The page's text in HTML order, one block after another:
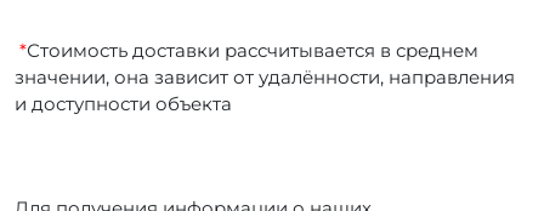
*Стоимость доставки рассчитывается в среднем
значении, она зависит от удалённости, направления
и доступности объекта